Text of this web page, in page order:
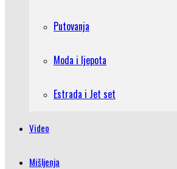
Putovanja
Moda i ljepota
Estrada i Jet set
Video
Mišljenja